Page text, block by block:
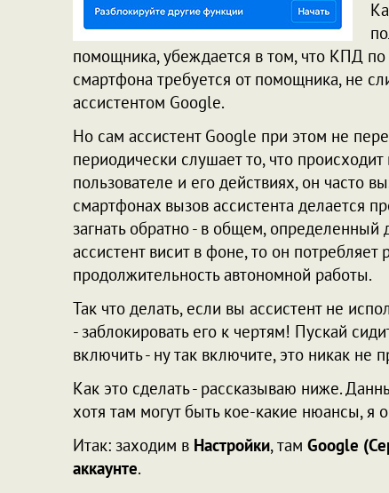
помощника, убеждается в том, что КПД по
смартфона требуется от помощника, не
ассистентом Google.
Но сам ассистент Google при этом не
периодически слушает то, что
пользователе и его действиях, он часто
смартфонах вызов ассистента делается
загнать обратно - в общем, определенный
ассистент висит в фоне, то он
продолжительность автономной работы.
Так что делать, если вы ассистент не
- заблокировать его к чертям! Пускай
включить - ну так включите, это никак не
Как это сделать - рассказываю ниже.
хотя там могут быть кое-какие нюансы, я
Итак: заходим в Настройки, там Google
аккаунте.